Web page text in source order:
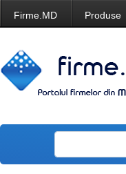
Firme.MD Produse